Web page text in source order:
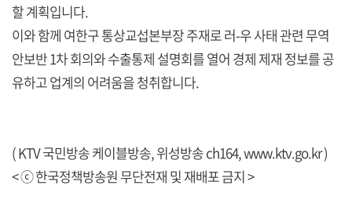
할 계획입니다.
이와 함께 여한구 통상교섭본부장 주재로 러-우 사태 관련 무역
안보반 1차 회의와 수출통제 설명회를 열어 경제 제재 정보를 공
유하고 업계의 어려움을 청취합니다.
( KTV 국민방송 케이블방송, 위성방송 ch164,www.ktv.go.kr)
< ⓒ 한국정책방송원 무단전재 및 재배포 금지 >